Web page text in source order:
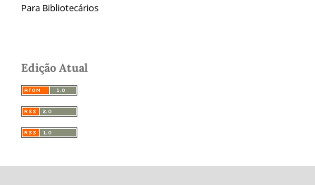
Para Bibliotecários
Edição Atual